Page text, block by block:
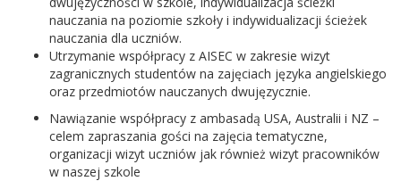
nauczania na poziomie szkoły i indywidualizacji ścieżek
nauczania dla uczniów.
Utrzymanie współpracy z AISEC w zakresie wizyt
zagranicznych studentów na zajęciach języka angielskiego
oraz przedmiotów nauczanych dwujęzycznie.
Nawiązanie współpracy z ambasadą USA, Australii i NZ –
celem zapraszania gości na zajęcia tematyczne,
organizacji wizyt uczniów jak również wizyt pracowników
w naszej szkole